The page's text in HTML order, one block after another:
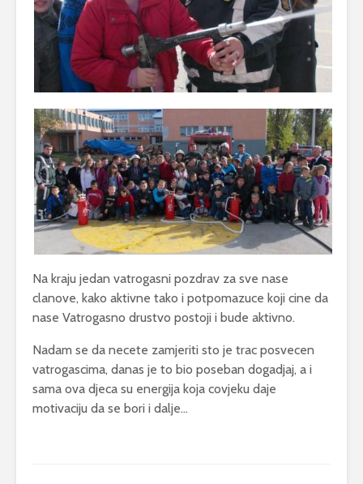
Na kraju jedan vatrogasni pozdrav za sve nase
clanove, kako aktivne tako i potpomazuce koji cine da
nase Vatrogasno drustvo postoji i bude aktivno.
Nadam se da necete zamjeriti sto je trac posvecen
vatrogascima, danas je to bio poseban dogadjaj, a i
sama ova djeca su energija koja covjeku daje
motivaciju da se bori i dalje…